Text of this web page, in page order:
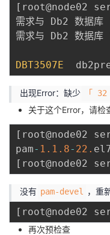
[ root@node02
需求与 Db2 数据库
需求与 Db2 数据库
DBT3507E
出现Error：缺少 「
关于这个Error，请检
[ root@node02
pam- 1.1 .8- 22.
[ root@node02
没有 pam-devel ，重
[ root@node02
再次预检查